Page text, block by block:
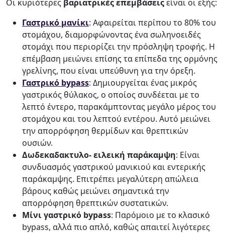
Οι κυριότερες βαριατρικέςεπεμβάσειςείναι οι εξής:
Γαστρικό μανίκι: Αφαιρείται περίπου το 80% του
στομάχου, διαμορφώνοντας ένα σωληνοειδές
στομάχι που περιορίζει την πρόσληψη τροφής. Η
επέμβαση μειώνει επίσης τα επίπεδα της ορμόνης
γρελίνης, που είναι υπεύθυνη για την όρεξη.
Γαστρικό bypass: Δημιουργείται ένας μικρός
γαστρικός θύλακος, ο οποίος συνδέεται με το
λεπτό έντερο, παρακάμπτοντας μεγάλο μέρος του
στομάχου και του λεπτού εντέρου. Αυτό μειώνει
την απορρόφηση θερμίδων και θρεπτικών
ουσιών.
Δωδεκαδακτυλο- ειλεική παράκαμψη: Είναι
συνδυασμός γαστρικού μανικιού και εντερικής
παράκαμψης. Επιτρέπει μεγαλύτερη απώλεια
βάρους καθώς μειώνει σημαντικά την
απορρόφηση θρεπτικών συστατικών.
Μίνι γαστρικό bypass: Παρόμοιο με το κλασικό
bypass, αλλά πιο απλό, καθώς απαιτεί λιγότερες